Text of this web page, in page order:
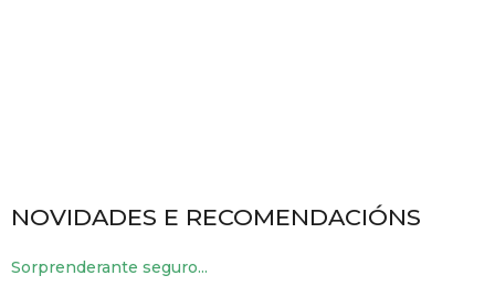
NOVIDADES E RECOMENDACIÓNS
Sorprenderante seguro...